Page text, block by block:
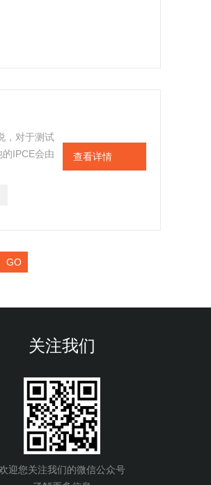
，对于测试
IPCE会由
查看详情
关注我们
迎您关注我们的微信公众号